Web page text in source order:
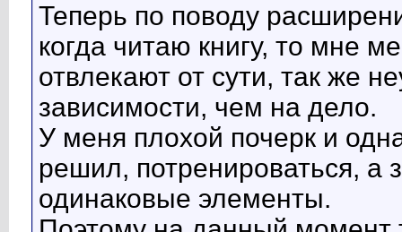
Теперь по поводу
когда читаю книгу, то мне
отвлекают от сути, так же
зависимости, чем на дело.
У меня плохой почерк и
решил, потренироваться, а
одинаковые элементы.